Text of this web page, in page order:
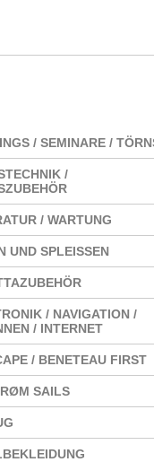
/ SEMINARE /
/
/ WARTUNG
UND SPLEISSEN
/ NAVIGATION /
/ INTERNET
/ BENETEAU FIRST
SAILS